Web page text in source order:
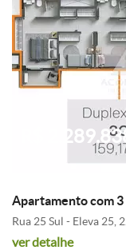
R$
Apartamento com
Rua 25 Sul - Eleva 25,
ver detalhe